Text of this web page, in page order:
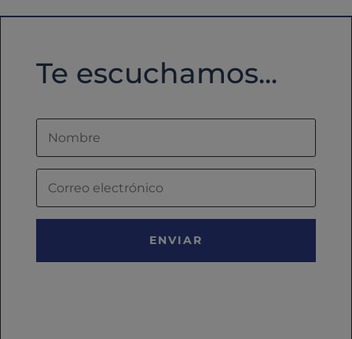
Te escuchamos...
ENVIAR